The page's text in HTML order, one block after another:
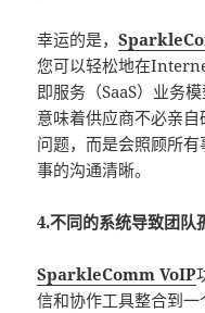
幸运的是，
您可以轻松地在
即服务（SaaS）业务
意味着供应商不必亲
问题，而是会照顾所
事的沟通清晰。
4.不同的系统导致团队
SparkleComm VoIP
信和协作工具整合到